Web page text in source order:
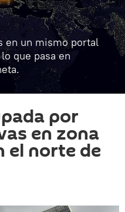
en un mismo portal
que pasa en
por
en zona
el norte de